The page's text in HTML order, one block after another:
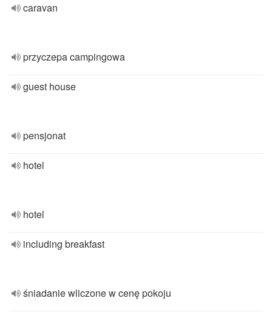
caravan
przyczepa campingowa
guest house
pensjonat
hotel
hotel
including breakfast
śniadanie wliczone w cenę pokoju